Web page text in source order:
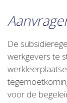
De
werkgevers te
voor de